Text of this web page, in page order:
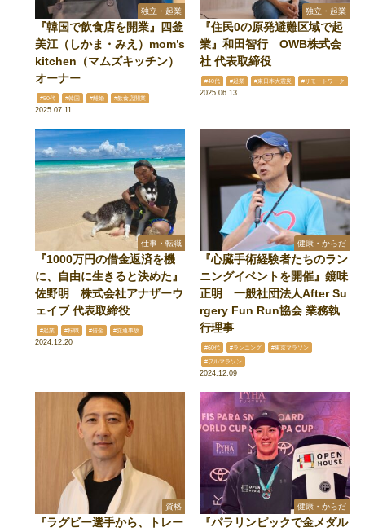
独立・起業
『韓国で飲食店を開業』四釜
美江（しかま・みえ）mom’s
kitchen（マムズキッチン）
オーナー
#50代 #韓国 #離婚 #飲食店開業
2025.07.11
独立・起業
『住民0の原発避難区域で起
業』和田智行 OWB株式会
社 代表取締役
#40代 #起業 #東日本大震災 #リモートワーク
2025.06.13
仕事・転職
『1000万円の借金返済を機
に、自由に生きると決めた』
佐野明 株式会社アナザーウ
ェイブ 代表取締役
#起業 #転職 #借金 #交通事故
2024.12.20
健康・からだ
『心臓手術経験者たちのラン
ニングイベントを開催』鏡味
正明 一般社団法人After Su
rgery Fun Run協会 業務執
行理事
#60代 #ランニング #東京マラソン
#フルマラソン
2024.12.09
資格
『ラグビー選手から、トレー
健康・からだ
『パラリンピックで金メダル